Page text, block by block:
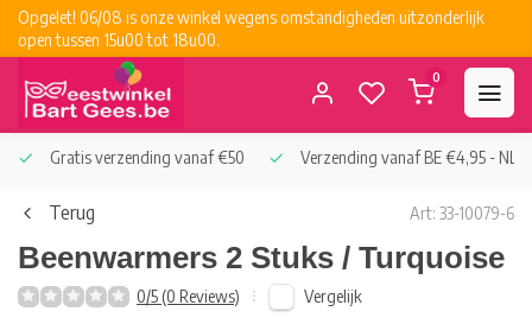
Opgelet! 06/08 is onze winkel wegens omstandigheden uitzonderlijk
open tussen 15u00 tot 18u00.
0
Gratis verzending vanaf €50 Verzending vanaf BE €4,95 - NL
Terug Art: 33-10079-6
Beenwarmers 2 Stuks / Turquoise
0/5 (0 Reviews) Vergelijk